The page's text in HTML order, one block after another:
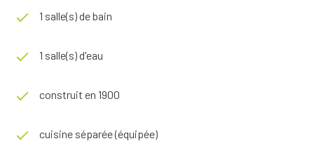
au 06.31.78.29.57, Agent commercial (EI) immatriculé au
1 salle(s) de bain
1 salle(s) d'eau
construit en 1900
cuisine séparée (équipée)